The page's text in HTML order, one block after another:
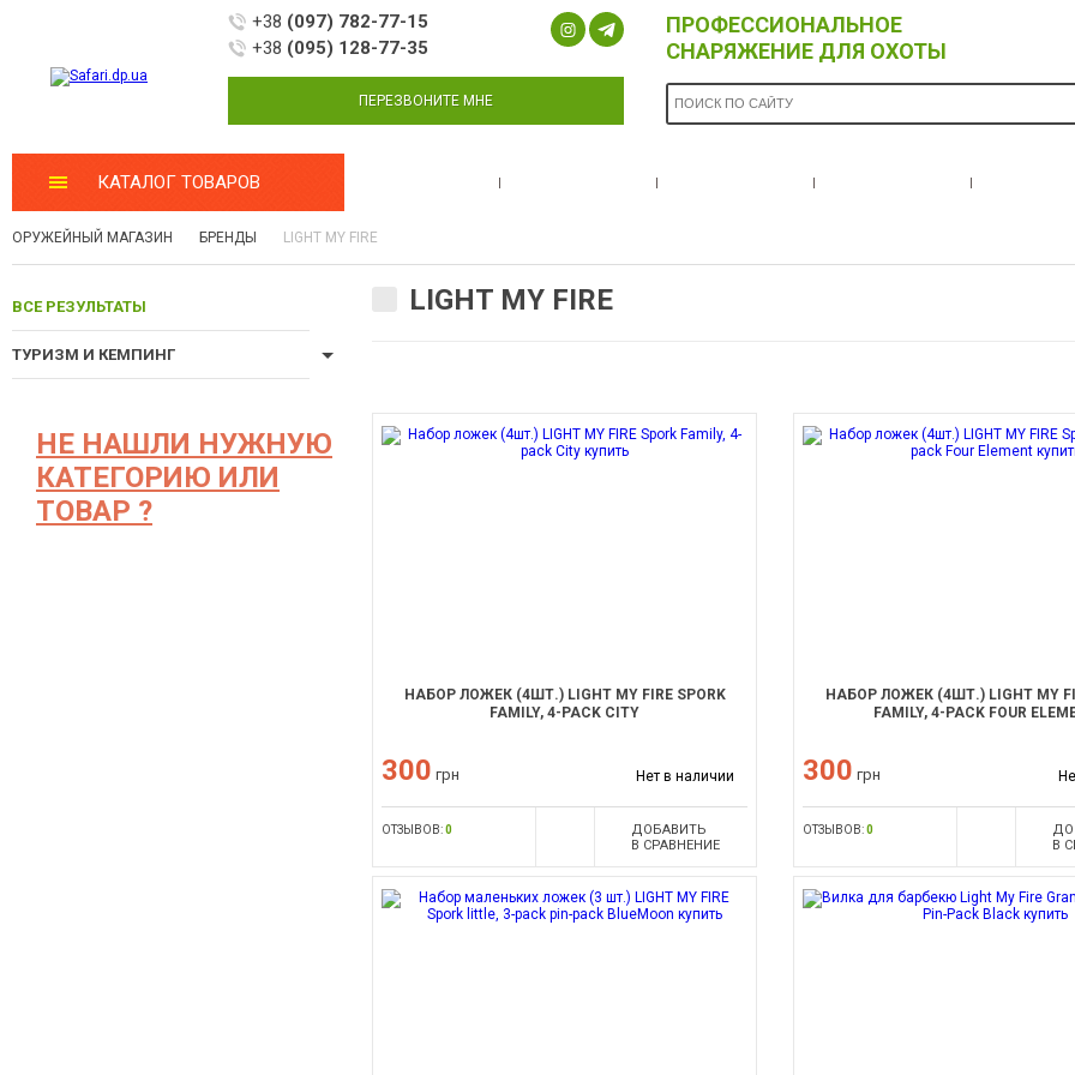
+38 (097) 782-77-15
+38 (095) 128-77-35
ПЕРЕЗВОНИТЕ МНЕ
ПРОФЕССИОНАЛЬНОЕ
СНАРЯЖЕНИЕ ДЛЯ ОХОТЫ
КАТАЛОГ ТОВАРОВ
ОРУЖЕЙНЫЙ МАГАЗИН БРЕНДЫ LIGHT MY FIRE
ВСЕ РЕЗУЛЬТАТЫ
ТУРИЗМ И КЕМПИНГ
НЕ НАШЛИ НУЖНУЮ
КАТЕГОРИЮ ИЛИ
ТОВАР ?
LIGHT MY FIRE
НАБОР ЛОЖЕК (4ШТ.) LIGHT MY FIRE SPORK
FAMILY, 4-PACK CITY
300 грн Нет в наличии
ОТЗЫВОВ:0
ДОБАВИТЬ
В СРАВНЕНИЕ
НАБОР ЛОЖЕК (4ШТ.) LIGHT MY
FAMILY, 4-PACK FOUR
300 грн
ОТЗЫВОВ:0
В